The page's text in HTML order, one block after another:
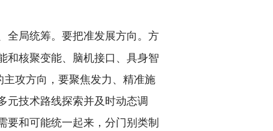
全局统筹。要把准发展方向。方
和核聚变能、脑机接口、具身智
攻方向，要聚焦发力、精准施
元技术路线探索并及时动态调
要和可能统一起来，分门别类制